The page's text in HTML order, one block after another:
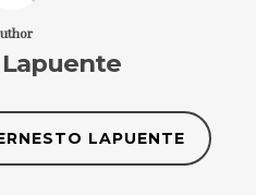
LAPUENTE